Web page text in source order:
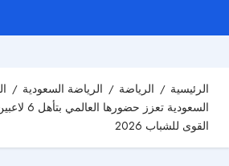
الرئيسية الرياضة الرياضة السعودية
السعودية
القوى للشباب 2026